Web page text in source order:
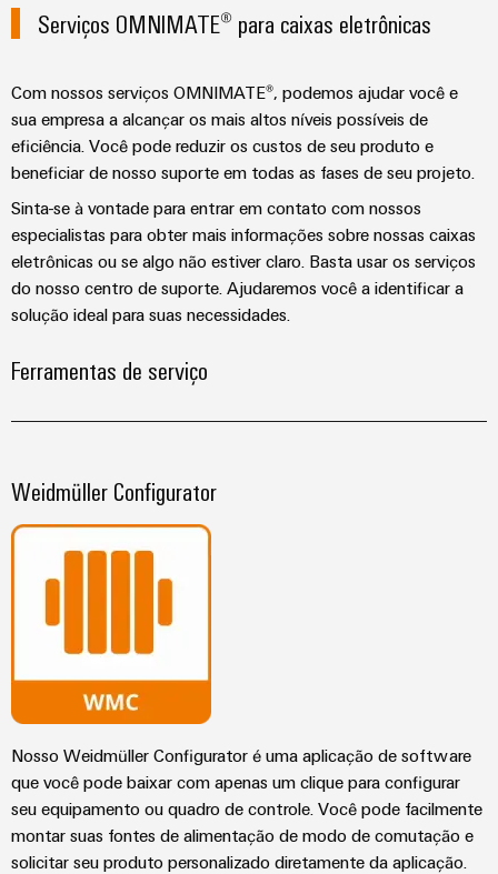
Inovações de
produtos
Conectividade
prática para o
seu setor.
Nossas
inovações de
conectividade
industrial.
Serviços OMNIMATE® para caixas eletrônicas
Com nossos serviços OMNIMATE®, podemos ajudar você e
sua empresa a alcançar os mais altos níveis possíveis de
eficiência. Você pode reduzir os custos de seu produto e
beneficiar de nosso suporte em todas as fases de seu projeto.
Sinta-se à vontade para entrar em contato com nossos
especialistas para obter mais informações sobre nossas caixas
eletrônicas ou se algo não estiver claro. Basta usar os serviços
do nosso centro de suporte. Ajudaremos você a identificar a
solução ideal para suas necessidades.
Ferramentas de serviço
Weidmüller Configurator
Nosso Weidmüller Configurator é uma aplicação de software
que você pode baixar com apenas um clique para configurar
seu equipamento ou quadro de controle. Você pode facilmente
montar suas fontes de alimentação de modo de comutação e
solicitar seu produto personalizado diretamente da aplicação.